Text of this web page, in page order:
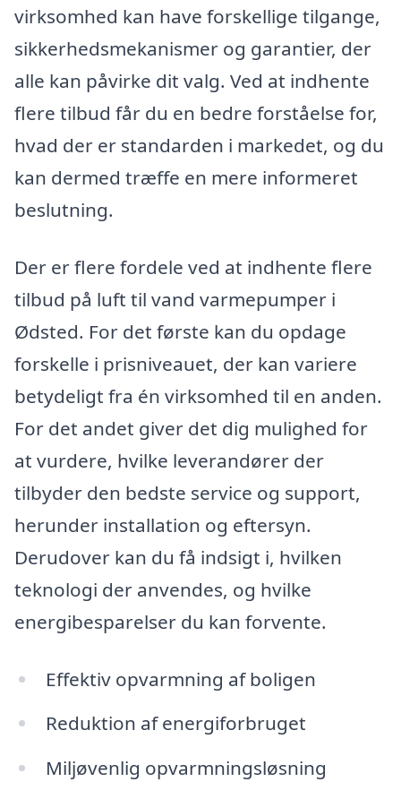
virksomhed kan have forskellige tilgange,
sikkerhedsmekanismer og garantier, der
alle kan påvirke dit valg. Ved at indhente
flere tilbud får du en bedre forståelse for,
hvad der er standarden i markedet, og du
kan dermed træffe en mere informeret
beslutning.
Der er flere fordele ved at indhente flere
tilbud på luft til vand varmepumper i
Ødsted. For det første kan du opdage
forskelle i prisniveauet, der kan variere
betydeligt fra én virksomhed til en anden.
For det andet giver det dig mulighed for
at vurdere, hvilke leverandører der
tilbyder den bedste service og support,
herunder installation og eftersyn.
Derudover kan du få indsigt i, hvilken
teknologi der anvendes, og hvilke
energibesparelser du kan forvente.
Effektiv opvarmning af boligen
Reduktion af energiforbruget
Miljøvenlig opvarmningsløsning